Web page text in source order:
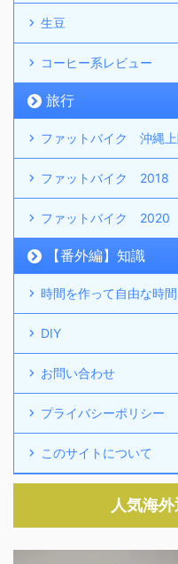
生豆
コーヒー系レビュー
旅行
ファットバイク 沖縄
ファットバイク 2018
ファットバイク 2020
【番外編】知識
時間を作って自由な時間
DIY
お問い合わせ
プライバシーポリシー
このサイトについて
人気海